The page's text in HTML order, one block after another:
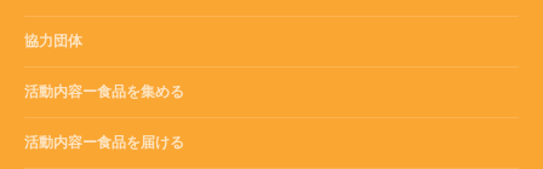
協力団体
活動内容ー食品を集める
活動内容ー食品を届ける